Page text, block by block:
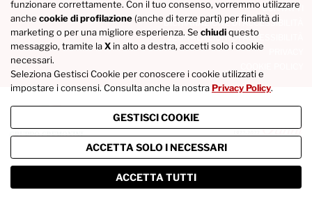
funzionare correttamente. Con il tuo consenso, vorremmo utilizzare
anche cookie di profilazione(anche di terze parti) per finalità di
marketing o per una migliore esperienza. Se chiudiquesto
messaggio, tramite laX in alto a destra, accetti solo i cookie
necessari.
Seleziona Gestisci Cookie per conoscere i cookie utilizzati e
impostare i consensi. Consulta anche la nostraPrivacy Policy.
GESTISCI COOKIE
ACCETTA SOLO I NECESSARI
ACCETTA TUTTI
CONTATTI
DICHIARAZIONE DI ACCESSIBILITÀ
SEGNALAZIONI DI ACCESSIBILITÀ